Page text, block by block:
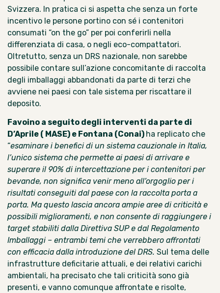
Svizzera. In pratica ci si aspetta che senza un forte
incentivo le persone portino con sé i contenitori
consumati “on the go” per poi conferirli nella
differenziata di casa, o negli eco-compattatori.
Oltretutto, senza un DRS nazionale, non sarebbe
possibile contare sull’azione concomitante di raccolta
degli imballaggi abbandonati da parte di terzi che
avviene nei paesi con tale sistema per riscattare il
deposito.
Favoino a seguito degli interventi da parte di
D’Aprile ( MASE) e Fontana (Conai) ha replicato che
“esaminare i benefici di un sistema cauzionale in Italia,
l’unico sistema che permette ai paesi di arrivare e
superare il 90% di intercettazione per i contenitori per
bevande, non significa venir meno all’orgoglio per i
risultati conseguiti dal paese con la raccolta porta a
porta. Ma questo lascia ancora ampie aree di criticità e
possibili miglioramenti, e non consente di raggiungere i
target stabiliti dalla Direttiva SUP e dal Regolamento
Imballaggi – entrambi temi che verrebbero affrontati
con efficacia dalla introduzione del DRS. Sul tema delle
infrastrutture deficitarie attuali, e dei relativi carichi
ambientali, ha precisato che tali criticità sono già
presenti, e vanno comunque affrontate e risolte,